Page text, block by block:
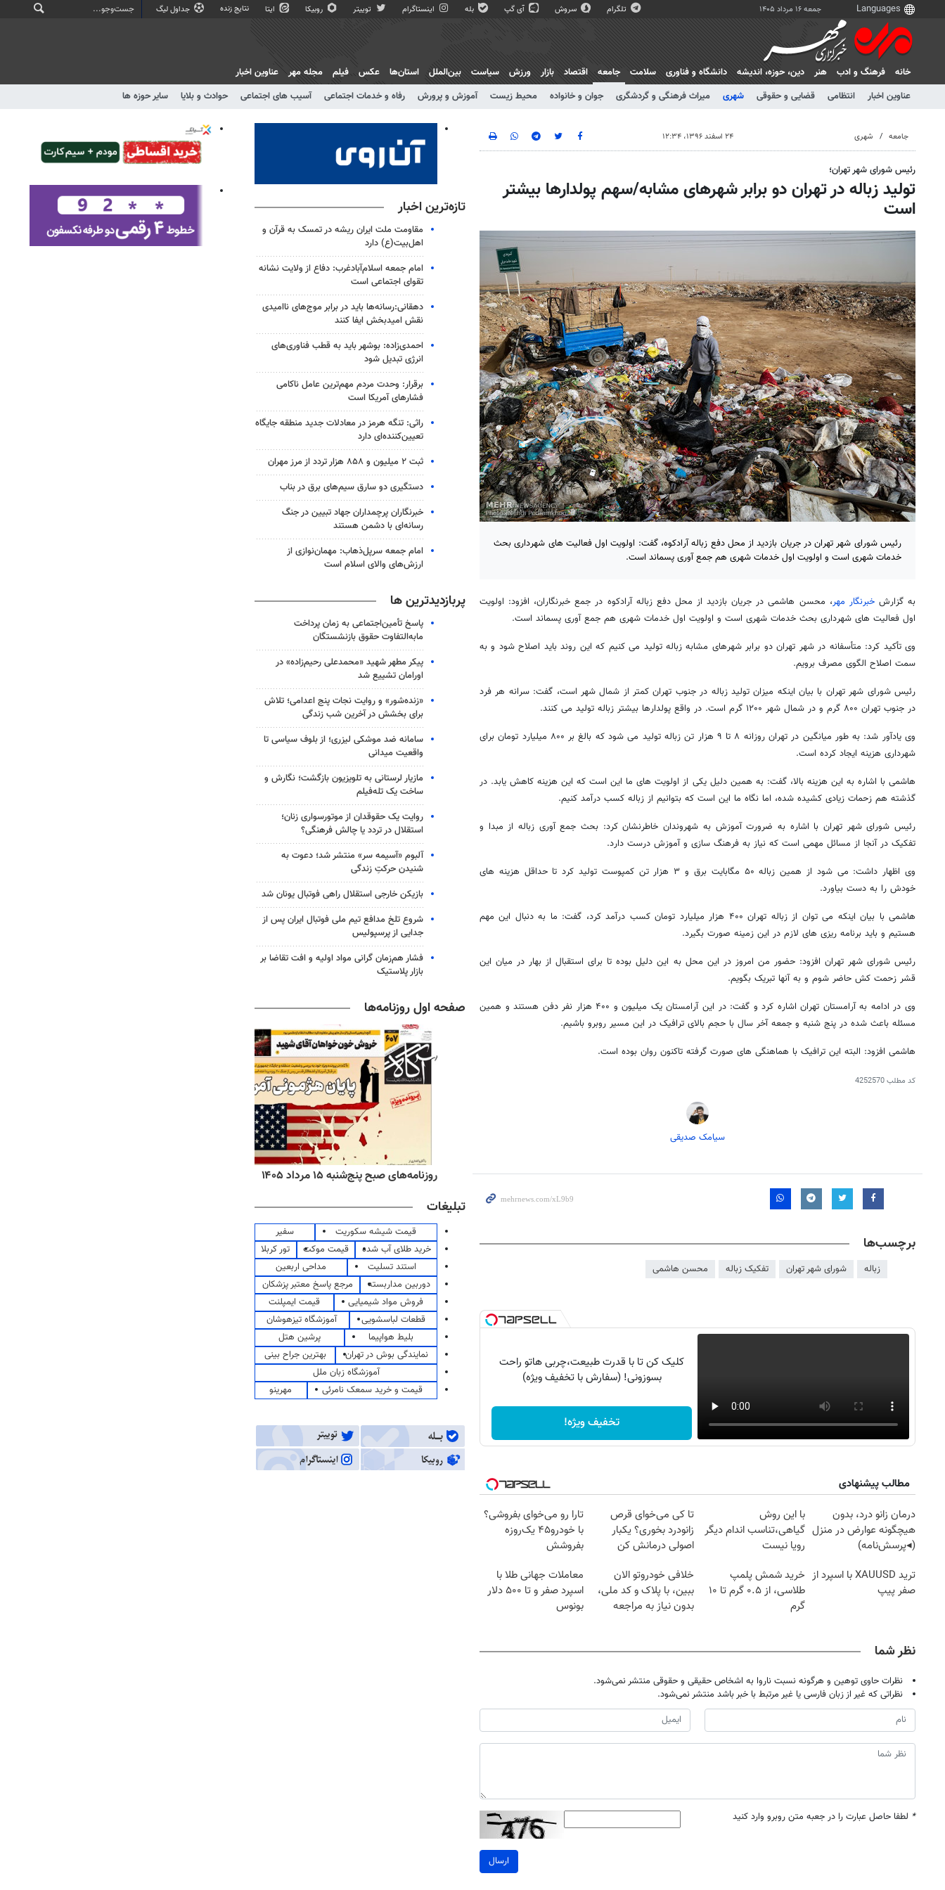
جمعه ۱۶ مرداد ۱۴۰۵ تلگرام سروش آی گپ بله اینستاگرام توییتر روبیکا ایتا نتایج زنده جداول لیگ
خانه فرهنگ و ادب هنر دين، حوزه، انديشه دانشگاه و فناوری سلامت
جامعه
عناوین اخبار
انتظامی قضایی و حقوقی شهری میراث فرهنگی و گردشگری جوان و خانواده محیط زیست آموزش و پرورش رفاه و خدمات اجتماعی آسیب های اجتماعی حوادث و بلایا سایر حوزه ها
اقتصاد بازار ورزش سیاست بین‌الملل استان‌ها عکس فیلم مجله مهر عناوین اخبار
جامعه شهری ۲۴ اسفند ۱۳۹۶، ۱۲:۳۴
رئیس شورای شهر تهران؛
تولید زباله در تهران دو برابر شهرهای مشابه/سهم پولدارها بیشتر
است
رئیس شورای شهر تهران در جریان بازدید از محل دفع زباله آرادکوه، گفت: اولویت اول فعالیت های شهرداری بحث
خدمات شهری است و اولویت اول خدمات شهری هم جمع آوری پسماند است.
به گزارشخبرنگار مهر، محسن هاشمی در جریان بازدید از محل دفع زباله آرادکوه در جمع خبرنگاران، افزود: اولویت
اول فعالیت های شهرداری بحث خدمات شهری است و اولویت اول خدمات شهری هم جمع آوری پسماند است.
وی تأکید کرد: متأسفانه در شهر تهران دو برابر شهرهای مشابه زباله تولید می کنیم که این روند باید اصلاح شود و به
سمت اصلاح الگوی مصرف برویم.
رئیس شورای شهر تهران با بیان اینکه میزان تولید زباله در جنوب تهران کمتر از شمال شهر است، گفت: سرانه هر فرد
در جنوب تهران ۸۰۰ گرم و در شمال شهر ۱۲۰۰ گرم است. در واقع پولدارها بیشتر زباله تولید می کنند.
وی یادآور شد: به طور میانگین در تهران روزانه ۸ تا ۹ هزار تن زباله تولید می شود که بالغ بر ۸۰۰ میلیارد تومان برای
شهرداری هزینه ایجاد کرده است.
هاشمی با اشاره به این هزینه بالا، گفت: به همین دلیل یکی از اولویت های ما این است که این هزینه کاهش یابد. در
گذشته هم زحمات زیادی کشیده شده، اما نگاه ما این است که بتوانیم از زباله کسب درآمد کنیم.
رئیس شورای شهر تهران با اشاره به ضرورت آموزش به شهروندان خاطرنشان کرد: بحث جمع آوری زباله از مبدا و
تفکیک در آنجا از مسائل مهمی است که نیاز به فرهنگ سازی و آموزش درست دارد.
وی اظهار داشت: می شود از همین زباله ۵۰ مگابایت برق و ۳ هزار تن کمپوست تولید کرد تا حداقل هزینه های
خودش را به دست بیاورد.
هاشمی با بیان اینکه می توان از زباله تهران ۴۰۰ هزار میلیارد تومان کسب درآمد کرد، گفت: ما به دنبال این مهم
هستیم و باید برنامه ریزی های لازم در این زمینه صورت بگیرد.
رئیس شورای شهر تهران افزود: حضور من امروز در این محل به این دلیل بوده تا برای استقبال از بهار در میان این
قشر زحمت کش حاضر شوم و به آنها تبریک بگویم.
وی در ادامه به آرامستان تهران اشاره کرد و گفت: در این آرامستان یک میلیون و ۴۰۰ هزار نفر دفن هستند و همین
مسئله باعث شده در پنج شنبه و جمعه آخر سال با حجم بالای ترافیک در این مسیر روبرو باشیم.
هاشمی افزود: البته این ترافیک با هماهنگی های صورت گرفته تاکنون روان بوده است.
کد مطلب4252570
سیامک صدیقی
برچسب‌ها
زباله شورای شهر تهران تفکیک زباله محسن هاشمی
کلیک کن تا با قدرت طبیعت،چربی هاتو راحت
بسوزونی! (سفارش با تخفیف ویژه)
تخفیف ویژه!
مطالب پیشنهادی
درمان زانو درد، بدون
هیچگونه عوارض در منزل
(◂پرسش‌نامه)
با این روش
گیاهی،تناسب اندام دیگر
رویا نیست
تا کی می‌خوای قرص
زانودرد بخوری؟ یکبار
اصولی درمانش کن
تارا رو می‌خوای بفروشی؟
با خودرو۴۵ یک‌روزه
بفروشش
ترید XAUUSD با اسپرد از
صفر پیپ
خرید شمش پلمپ
طلاسی، از ۰.۵ گرم تا ۱۰
گرم
خلافی خودروتو الان
ببین، با پلاک و کد ملی،
بدون نیاز به مراجعه
معاملات جهانی طلا با
اسپرد صفر و تا ۵۰۰ دلار
بونوس
نظر شما
نظرات حاوی توهین و هرگونه نسبت ناروا به اشخاص حقیقی و حقوقی منتشر نمی‌شود.
نظراتی که غیر از زبان فارسی یا غیر مرتبط با خبر باشد منتشر نمی‌شود.
* لطفا حاصل عبارت را در جعبه متن روبرو وارد کنید
ارسال
تازه‌ترین اخبار
مقاومت ملت ایران ریشه در تمسک به قرآن و
اهل‌بیت(ع) دارد
امام جمعه اسلام‌آبادغرب: دفاع از ولایت نشانه
تقوای اجتماعی است
دهقانی:رسانه‌ها باید در برابر موج‌های ناامیدی
نقش امیدبخش ایفا کنند
احمدی‌زاده: بوشهر باید به قطب فناوری‌های
انرژی تبدیل شود
برقرار: وحدت مردم مهم‌ترین عامل ناکامی
فشارهای آمریکا است
راثی: تنگه هرمز در معادلات جدید منطقه جایگاه
تعیین‌کننده‌ای دارد
ثبت ۲ میلیون و ۸۵۸ هزار تردد از مرز مهران
دستگیری دو سارق سیم‌های برق در بناب
خبرنگاران پرچمداران جهاد تبیین در جنگ
رسانه‌ای با دشمن هستند
امام جمعه سرپل‌ذهاب: مهمان‌نوازی از
ارزش‌های والای اسلام است
پربازدیدترین ها
پاسخ تأمین‌اجتماعی به زمان پرداخت
مابه‌التفاوت حقوق بازنشستگان
پیکر مطهر شهید «محمدعلی رحیم‌زاده» در
اورامان تشییع شد
«زنده‌شور» و روایت نجات پنج اعدامی؛ تلاش
برای بخشش در آخرین شب زندگی
سامانه ضد موشکی لیزری؛ از بلوف سیاسی تا
واقعیت میدانی
مازیار لرستانی به تلویزیون بازگشت؛ نگارش و
ساخت یک تله‌فیلم
روایت یک حقوقدان از موتورسواری زنان؛
استقلال در تردد یا چالش فرهنگی؟
آلبوم «آسیمه سر» منتشر شد؛ دعوت به
شنیدن حرکتِ زندگی
بازیکن خارجی استقلال راهی فوتبال یونان شد
شروع تلخ مدافع تیم ملی فوتبال ایران پس از
جدایی از پرسپولیس
فشار هم‌زمان گرانی مواد اولیه و افت تقاضا بر
بازار پلاستیک
صفحه اول روزنامه‌ها
روزنامه‌های ورزشی پنج‌شنبه ۱۵ مرداد ۱۴۰۵ روزنامه‌های اقتصادی پنج‌شنبه ۱۵ مرداد ۱۴۰۵ روزنامه‌های صبح پنج‌شنبه ۱۵ مرداد ۱۴۰۵
تبلیغات
قیمت شیشه سکوریت
سفیر
خرید طلای آب شده
قیمت موکت
تور کربلا
استند تسلیت
مداحی اربعین
دوربین مداربسته
مرجع پاسخ معتبر پزشکان
فروش مواد شیمیایی
قیمت ایمپلنت
قطعات لباسشویی
آموزشگاه تیزهوشان
بلیط هواپیما
پرشین هتل
نمایندگی بوش در تهران
بهترین جراح بینی
آموزشگاه زبان ملل
قیمت و خرید سمعک نامرئی
مهرینو